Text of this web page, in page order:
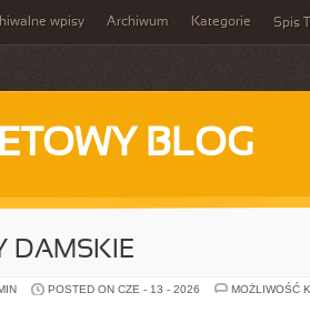
wpisy Archiwum Kategorie Spis
BLOG
DAMSKIE
POSTED ON CZE - 13 - 2026
MOŻLIWOŚĆ